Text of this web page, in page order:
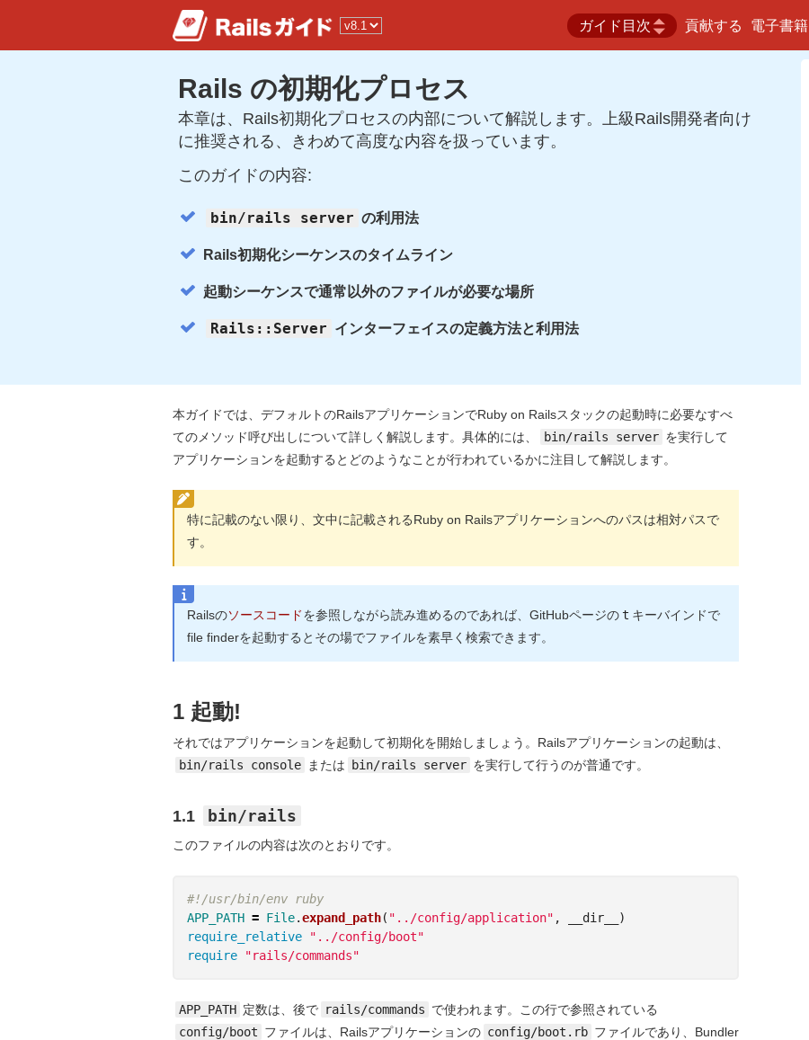
ガイド目次 貢献する 電子書籍
Rails の初期化プロセス
本章は、Rails初期化プロセスの内部について解説します。上級Rails開発者向け
に推奨される、きわめて高度な内容を扱っています。
このガイドの内容:
bin/rails server の利用法
Rails初期化シーケンスのタイムライン
起動シーケンスで通常以外のファイルが必要な場所
Rails::Server インターフェイスの定義方法と利用法
本ガイドでは、デフォルトのRailsアプリケーションでRuby on Railsスタックの起動時に必要なすべ
てのメソッド呼び出しについて詳しく解説します。具体的には、
bin/rails server を実行して
アプリケーションを起動するとどのようなことが行われているかに注目して解説します。
特に記載のない限り、文中に記載されるRuby on Railsアプリケーションへのパスは相対パスで
す。
Railsのソースコードを参照しながら読み進めるのであれば、GitHubページのt キーバインドで
file finderを起動するとその場でファイルを素早く検索できます。
1 起動!
それではアプリケーションを起動して初期化を開始しましょう。Railsアプリケーションの起動は、
bin/rails console
または bin/rails server を実行して行うのが普通です。
1.1 bin/rails
このファイルの内容は次のとおりです。
#!/usr/bin/env ruby
APP_PATH = File.expand_path( "../config/application" , __dir__
)
require_relative
"../config/boot"
require
"rails/commands"
APP_PATH 定数は、後で rails/commands で使われます。この行で参照されている
config/boot ファイルは、Railsアプリケーションの config/boot.rb ファイルであり、Bundler